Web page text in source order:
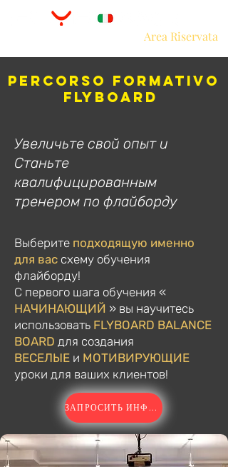
Area Riservata
Percorso Formativo
Flyboard
Увеличьте свой опыт и
Станьте
квалифицированным
тренером по флайборду
Выберите подходящую именно
для вас схему обучения
флайборду!
С первого шага обучения «
НАЧИНАЮЩИЙ » вы научитесь
использовать FLYBOARD BALANCE
BOARD для создания
ВЕСЕЛЫЕ и МОТИВИРУЮЩИЕ
уроки для ваших клиентов!
ЗАПРОСИТЬ ИНФОРМАЦИЮ